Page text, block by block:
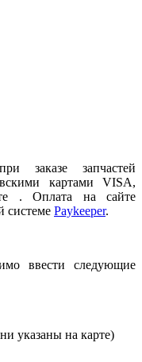
заказе запчастей
картами VISA,
. Оплата на сайте
системе Paykeeper.
ввести следующие
указаны на карте)